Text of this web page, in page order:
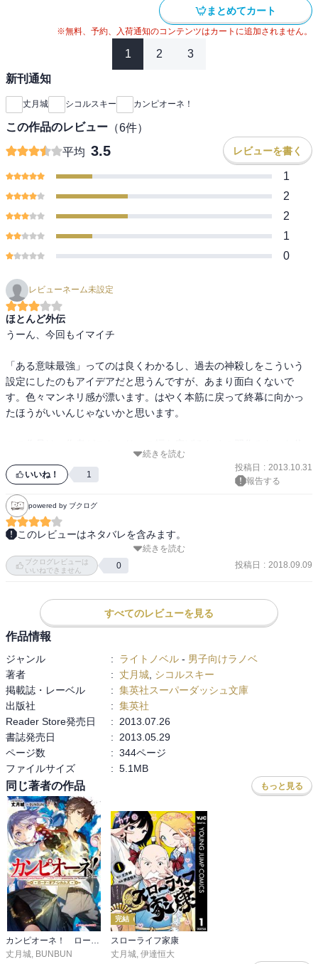
まとめてカート
※無料、予約、入荷通知のコンテンツはカートに追加されません。
1 2 3
新刊通知
丈月城 シコルスキー カンピオーネ！
この作品のレビュー （6件）
平均 3.5 レビューを書く
1
2
2
1
0
レビューネーム未設定
ほとんど外伝
うーん、今回もイマイチ
「ある意味最強」ってのは良くわかるし、過去の神殺しをこういう
設定にしたのもアイデアだと思うんですが、あまり面白くないで
す。色々マンネリ感が漂います。はやく本筋に戻って終幕に向かっ
たほうがいいんじゃないかと思います。
置付けですかねえ。丈月城を応援している人向けです
続きを読む
いいね！ 1
投稿日 : 2013.10.31
報告する
powered by ブクログ
このレビューはネタバレを含みます。
この世界にいるカンピオーネは7人だけと事前に知っている為に、タ
イトルの「8人目の神殺し」という文字には少し驚いてしまう。あの
実際は更に飛んでもない展開になっているのだけど
カンピオーネと言えば登場するだけで災厄を振りまく迷惑な存在と
して描写されているが、この巻では神殺しが4人も登場する。
主人公の護堂は当然として、サルバトーレ・ドニによる神獣狩りを
名目とした招集から物語は始まり、この巻まで正体が不明だった最
後の神殺しアイーシャ夫人、更に過去の世界でその当時の神殺しウ
ルディンとも対決することになり……
斉天大聖が蘇る際にも何人もカンピオーネが登場したが、その時は
ある程度、分別ある人間だと自称する人間ばかりだった為かそこま
で人類に迷惑を振りまくような展開にはならなかった。
しかし、今回集ったカンピオーネ達はドニを始めとして他人を振り
回すことに全く躊躇がないタイプばかり。まさかドニ以上に傍迷惑
な存在が居るとは思わなかったよ…
今回登場した最後のカンピオーネ、アイーシャ夫人は善良で優しさ
に溢れた人物。人間性だけ見ればカンピオーネらしさなんて欠片も
ない。しかし、持っている能力が危険極まりないし、その行使を躊
躇しない辺りはやっぱりカンピオーネらしいと思えてしまう。
頻繁に過去の世界へ行ってしまったり、集団を魅了して狂信者の教
団も作れてしまったり、戦闘向きの能力を使えば大地に厳冬を齎し
てしまったりと。悪気が無いだけに尚悪いとしか言えない権能を持
っている
続きを読む
ブクログレビューは
いいねできません
0 投稿日 : 2018.09.09
すべてのレビューを見る
作品情報
ジャンル : ライトノベル - 男子向けラノベ
著者
: 丈月城 シコルスキー
掲載誌・レーベル
: 集英社スーパーダッシュ文庫
出版社
: 集英社
Reader Store発売日
:
2013.07.26
書誌発売日
:
2013.05.29
ページ数
: 344ページ
ファイルサイズ
: 5.1MB
同じ著者の作品 もっと見る
カンピオーネ！ ロード・オブ・レルムズ
丈月城, BUNBUN
完結
スローライフ家康
丈月城, 伊達恒大